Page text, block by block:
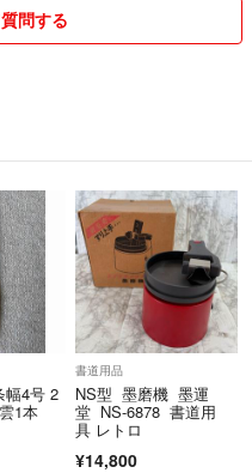
などありましたらお気軽にご相
ります。
ますが、
ますm(__)m
問する
4号 2
1本
書道用品
NS型 墨磨機 墨運
堂 NS-6878 書道用
具 レトロ
¥14,800